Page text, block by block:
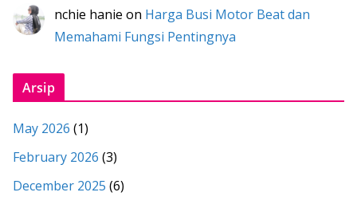
nchie hanie on Harga Busi Motor Beat dan
Memahami Fungsi Pentingnya
Arsip
May 2026 (1)
February 2026 (3)
December 2025 (6)